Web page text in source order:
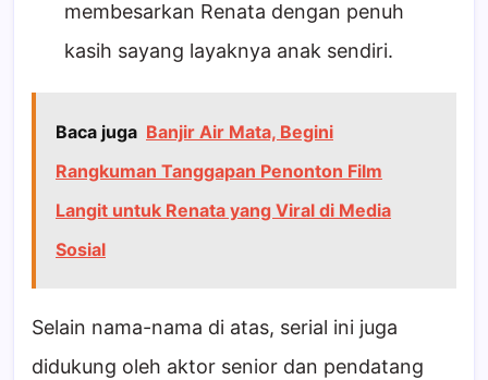
membesarkan Renata dengan penuh
kasih sayang layaknya anak sendiri.
Baca juga Banjir Air Mata, Begini
Rangkuman Tanggapan Penonton Film
Langit untuk Renata yang Viral di Media
Sosial
Selain nama-nama di atas, serial ini juga
didukung oleh aktor senior dan pendatang